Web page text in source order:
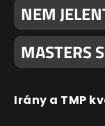
NEM
MASTERS
Irány a TMP